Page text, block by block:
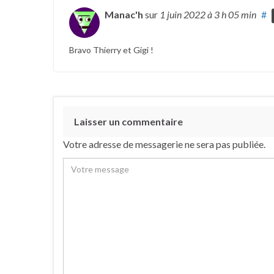
Manac'h sur 1 juin 2022à 3 h 05 min #
Bravo Thierry et Gigi !
Laisser un commentaire
Votre adresse de messagerie ne sera pas publiée.